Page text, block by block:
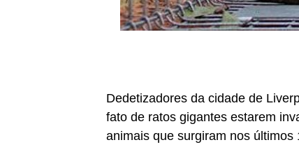
Dedetizadores da cidade de
fato de ratos gigantes estarem
animais que surgiram nos